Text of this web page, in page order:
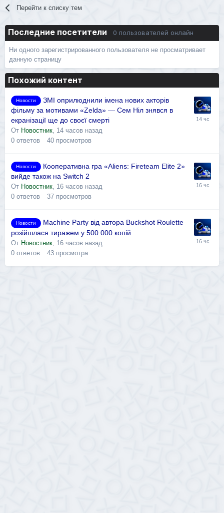
Перейти к списку тем
Последние посетители 0 пользователей онлайн
Ни одного зарегистрированного пользователя не просматривает
данную страницу
Похожий контент
Новости
ЗМІ оприлюднили імена нових акторів
фільму за мотивами «Zelda» — Сем Ніл знявся в
екранізації ще до своєї смерті
От Новостник 14 часов назад
0 ответов 40 просмотров
Новости
Кооперативна гра «Aliens: Fireteam Elite 2»
вийде також на Switch 2
От Новостник, 16 часов назад
0 ответов 37 просмотров
Новости
Machine Party від автора Buckshot Roulette
розійшлася тиражем у 500 000 копій
От Новостник 16 часов назад
0 ответов 43 просмотра